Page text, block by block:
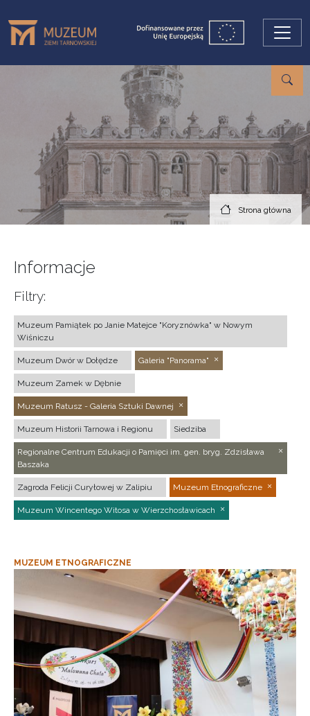
Strona główna
Informacje
Filtry:
Muzeum Pamiątek po Janie Matejce "Koryznówka" w Nowym
Wiśniczu
Muzeum Dwór w Dołędze Galeria "Panorama"
Muzeum Zamek w Dębnie
Muzeum Ratusz - Galeria Sztuki Dawnej
Muzeum Historii Tarnowa i Regionu Siedziba
Regionalne Centrum Edukacji o Pamięci im. gen. bryg. Zdzisława
Baszaka
Zagroda Felicji Curyłowej w Zalipiu Muzeum Etnograficzne
Muzeum Wincentego Witosa w Wierzchosławicach
MUZEUM ETNOGRAFICZNE